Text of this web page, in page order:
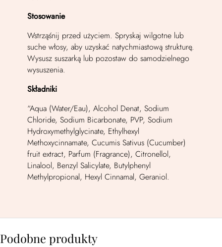
Stosowanie
Wstrząśnij przed użyciem. Spryskaj wilgotne lub
suche włosy, aby uzyskać natychmiastową strukturę.
Wysusz suszarką lub pozostaw do samodzielnego
wysuszenia.
Składniki
“Aqua (Water/Eau), Alcohol Denat, Sodium
Chloride, Sodium Bicarbonate, PVP, Sodium
Hydroxymethylglycinate, Ethylhexyl
Methoxycinnamate, Cucumis Sativus (Cucumber)
fruit extract, Parfum (Fragrance), Citronellol,
Linalool, Benzyl Salicylate, Butylphenyl
Methylpropional, Hexyl Cinnamal, Geraniol.
Podobne produkty